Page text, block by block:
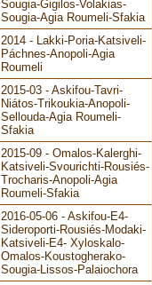
Sougia-Gigilos-Volakias-
Sougia-Agia Roumeli-Sfakia
2014 - Lakki-Poria-Katsiveli-
Páchnes-Anopoli-Agia
Roumeli
2015-03 - Askifou-Tavri-
Niátos-Trikoukia-Anopoli-
Sellouda-Agia Roumeli-
Sfakia
2015-09 - Omalos-Kalerghi-
Katsiveli-Svourichti-Rousiés-
Trocharis-Anopoli-Agia
Roumeli-Sfakia
2016-05-06 - Askifou-E4-
Sideroporti-Rousiés-Modaki-
Katsiveli-E4- Xyloskalo-
Omalos-Koustogherako-
Sougia-Lissos-Palaiochora